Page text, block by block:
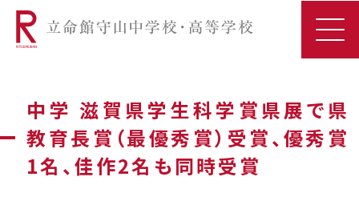
中学 滋賀県学生科学賞県展で県
教育長賞（最優秀賞）受賞、優秀賞
1名、佳作2名も同時受賞